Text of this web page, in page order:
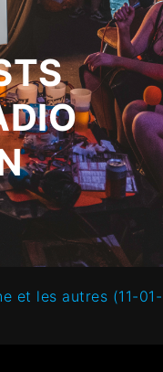
et les autres (11-01-